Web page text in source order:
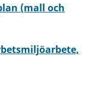
(mall och